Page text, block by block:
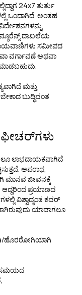
24x7 ತುರ್ತು
ಒಂದಾಗಿದೆ. ಅಂತಹ
ದಾಖಲೆಯ
ಸಮೀಪದ
ವರ್ಗಾವಣೆ ಅಥವಾ
ಮತ್ತು
ಬುದ್ಧಿವಂತ
ಲಾಭದಾಯಕವಾಗಿದೆ
ಅಪರಾಧ,
ಮಾನವ ಜೀವನಕ್ಕೆ
ಪ್ರಯಾಣದ
ವಿಶ್ವಾದ್ಯಂತ ಕವರ್
ಯಾವಾಗಲೂ
ಹೊರರೋಗಿಯಾಗಿ
ಸಮಯದ